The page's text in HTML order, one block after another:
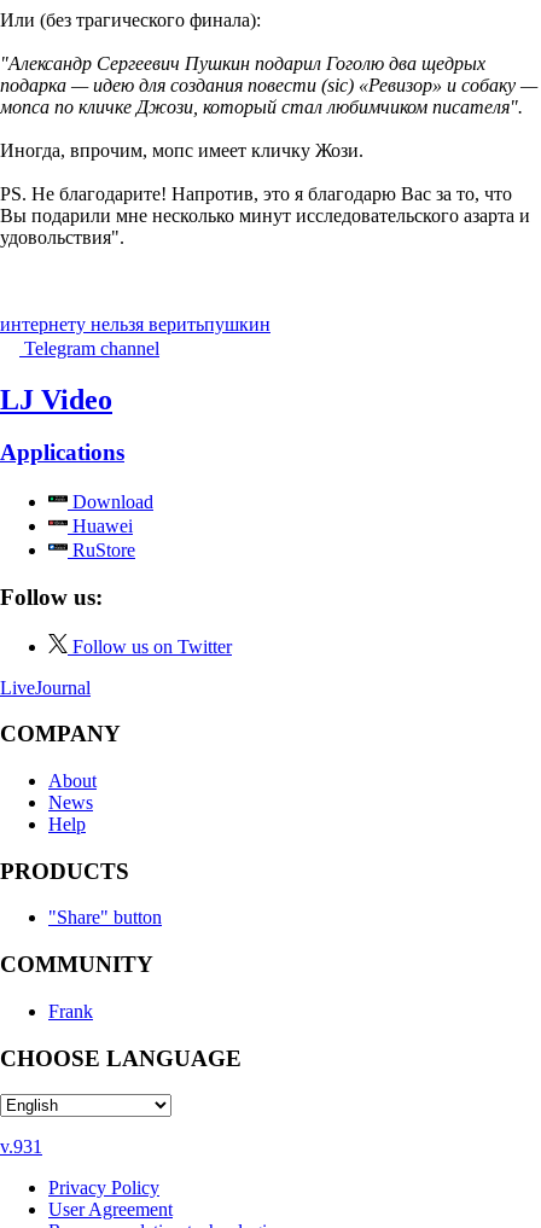
Или (без трагического финала):
"Александр Сергеевич Пушкин подарил Гоголю два щедрых
подарка — идею для создания повести (sic) «Ревизор» и собаку —
мопса по кличке Джози, который стал любимчиком писателя".
Иногда, впрочим, мопс имеет кличку Жози.
PS. Не благодарите! Напротив, это я благодарю Вас за то, что
Вы подарили мне несколько минут исследовательского азарта и
удовольствия".
интернету нельзя веритьпушкин
Telegram channel
LJ Video
Applications
Download
Huawei
RuStore
Follow us:
Follow us on Twitter
LiveJournal
COMPANY
About
News
Help
PRODUCTS
"Share" button
COMMUNITY
Frank
CHOOSE LANGUAGE
v.931
Privacy Policy
User Agreement